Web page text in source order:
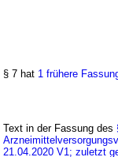
§ 7 hat 1 frühere
Text in der Fassung des
21.04.2020 V1; zuletzt